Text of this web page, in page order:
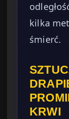
kilka
śmierć.
KRWI